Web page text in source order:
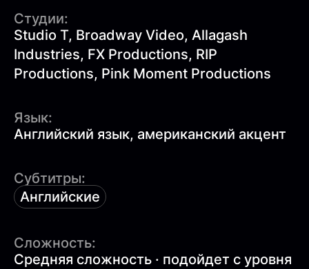
Студии:
Studio T, Broadway Video, Allagash
Industries, FX Productions, RIP
Productions, Pink Moment Productions
Язык:
Английский язык, американский акцент
Субтитры:
Английские
Сложность:
Средняя сложность · подойдет с уровня